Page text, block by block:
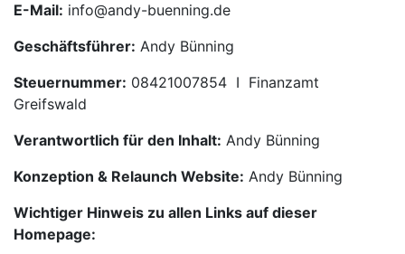
E-Mail: info@andy-buenning.de
Geschäftsführer: Andy Bünning
Steuernummer: 08421007854 I Finanzamt
Greifswald
Verantwortlich für den Inhalt: Andy Bünning
Konzeption & Relaunch Website: Andy Bünning
Wichtiger Hinweis zu allen Links auf dieser
Homepage: